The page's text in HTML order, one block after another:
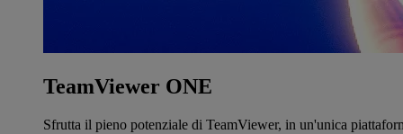
TeamViewer ONE
Sfrutta il pieno potenziale di TeamViewer, in un'unica